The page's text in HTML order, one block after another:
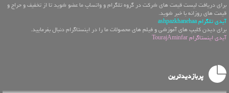
برای دریافت لیست قیمت های شرکت در گروه تلگرام و واتساپ ما عضو شوید تا از تخفیف و حراج و
قیمت های روزانه با خبر شوید.
آیدی تلگرام ashpazkhanehaa
برای دیدن کلیپ های آموزشی و فیلم های محصولات ما را در اینستاگرام دنبال بفرمایید.
آیدی اینستاگرام TourajAminfar
پربازدیدترین